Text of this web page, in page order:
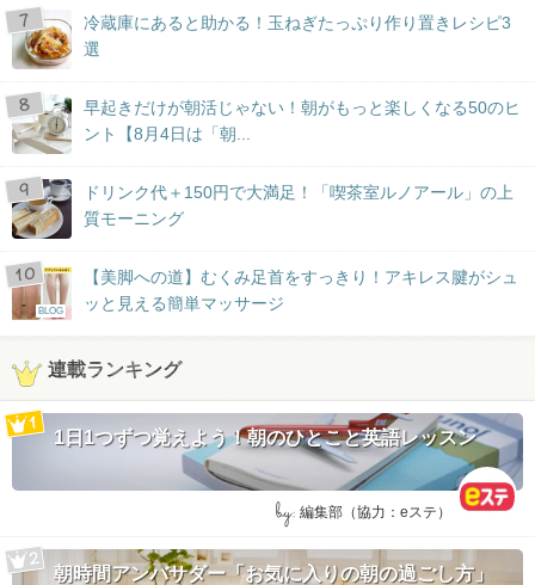
冷蔵庫にあると助かる！玉ねぎたっぷり作り置きレシピ3
選
早起きだけが朝活じゃない！朝がもっと楽しくなる50のヒ
ント【8月4日は「朝...
ドリンク代＋150円で大満足！「喫茶室ルノアール」の上
質モーニング
BLOG
【美脚への道】むくみ足首をすっきり！アキレス腱がシュ
ッと見える簡単マッサージ
連載ランキング
1日1つずつ覚えよう！朝のひとこと英語レッスン
by: 編集部（協力：eステ）
朝時間アンバサダー「お気に入りの朝の過ごし方」